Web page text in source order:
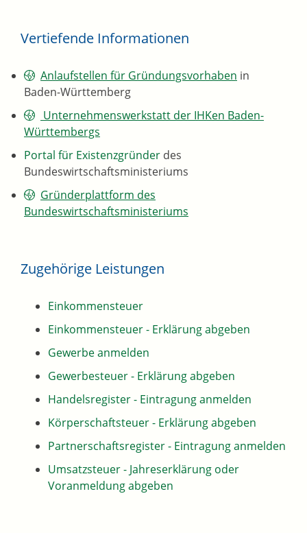
Vertiefende Informationen
Anlaufstellen für Gründungsvorhaben in
Baden-Württemberg
Unternehmenswerkstatt der IHKen Baden-
Württembergs
Portal für Existenzgründer des
Bundeswirtschaftsministeriums
Gründerplattform des
Bundeswirtschaftsministeriums
Zugehörige Leistungen
Einkommensteuer
Einkommensteuer - Erklärung abgeben
Gewerbe anmelden
Gewerbesteuer - Erklärung abgeben
Handelsregister - Eintragung anmelden
Körperschaftsteuer - Erklärung abgeben
Partnerschaftsregister - Eintragung anmelden
Umsatzsteuer - Jahreserklärung oder
Voranmeldung abgeben